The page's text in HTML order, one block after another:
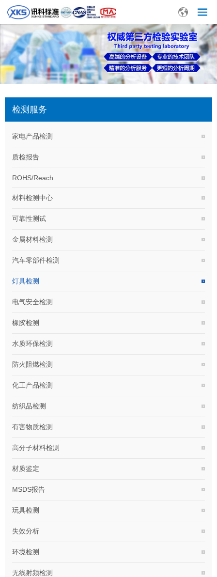
检测服务
家电产品检测
质检报告
ROHS/Reach
材料检测中心
可靠性测试
金属材料检测
汽车零部件检测
灯具检测
电气安全检测
橡胶检测
水质环保检测
防火阻燃检测
化工产品检测
纺织品检测
有害物质检测
高分子材料检测
材质鉴定
MSDS报告
玩具检测
失效分析
环境检测
无线射频检测